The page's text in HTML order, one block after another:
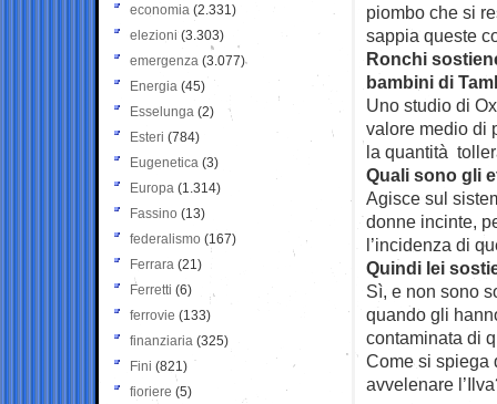
piombo che si
sappia queste
Ronchi
bambini di
Uno studio di
valore medio di
la quantità
Quali sono gli
Agisce sul
donne incinte,
l’incidenza di
Quindi lei
Sì, e non sono
quando gli
contaminata di
Come si spiega
avvelenare
economia (2.331)
elezioni (3.303)
emergenza (3.077)
Energia (45)
Esselunga (2)
Esteri (784)
Eugenetica (3)
Europa (1.314)
Fassino (13)
federalismo (167)
Ferrara (21)
Ferretti (6)
ferrovie (133)
finanziaria (325)
Fini (821)
fioriere (5)